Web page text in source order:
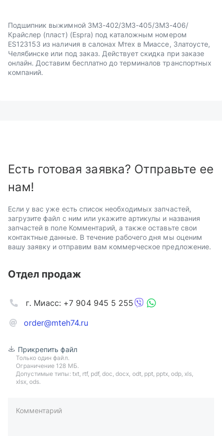
Подшипник выжимной ЗМЗ-402/ЗМЗ-405/ЗМЗ-406/
Крайслер (пласт) (Espra) под каталожным номером
ES123153 из наличия в салонах Мтех в Миассе, Златоусте,
Челябинске или под заказ. Действует скидка при заказе
онлайн. Доставим бесплатно до терминалов транспортных
компаний.
Есть готовая заявка? Отправьте ее
нам!
Если у вас уже есть список необходимых запчастей,
загрузите файл с ним или укажите артикулы и названия
запчастей в поле Комментарий, а также оставьте свои
контактные данные. В течение рабочего дня мы оценим
вашу заявку и отправим вам коммерческое предложение.
Отдел продаж
order@mteh74.ru
г. Миасс: +7 904 945 5 255
Прикрепить файл
Только один файл.
Ограничение 128 МБ.
Допустимые типы: txt, rtf, pdf, doc, docx, odt, ppt, pptx, odp, xls,
xlsx, ods.
Комментарий
пример: 89511234567 или +79511324567